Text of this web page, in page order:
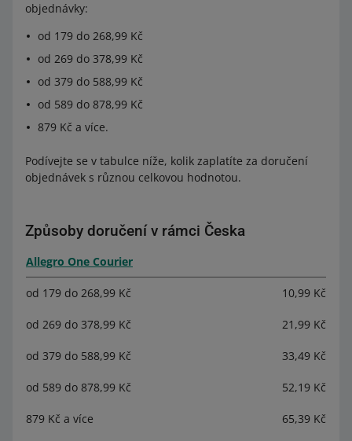
objednávky:
od 179 do 268,99 Kč
od 269 do 378,99 Kč
od 379 do 588,99 Kč
od 589 do 878,99 Kč
879 Kč a více.
Podívejte se v tabulce níže, kolik zaplatíte za doručení
objednávek s různou celkovou hodnotou.
Způsoby doručení v rámci Česka
Allegro One Courier
od 179 do 268,99 Kč 10,99 Kč
od 269 do 378,99 Kč 21,99 Kč
od 379 do 588,99 Kč 33,49 Kč
od 589 do 878,99 Kč 52,19 Kč
879 Kč a více 65,39 Kč